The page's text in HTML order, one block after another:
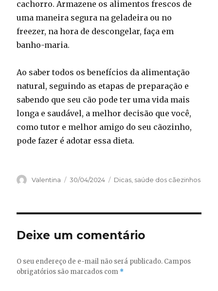
cachorro. Armazene os alimentos frescos de
uma maneira segura na geladeira ou no
freezer, na hora de descongelar, faça em
banho-maria.
Ao saber todos os benefícios da alimentação
natural, seguindo as etapas de preparação e
sabendo que seu cão pode ter uma vida mais
longa e saudável, a melhor decisão que você,
como tutor e melhor amigo do seu cãozinho,
pode fazer é adotar essa dieta.
Autor
Valentina
Publicado
30/04/2024 Categorias
Dicas saúde dos cãezinhos
Deixe um comentário
O seu endereço de e-mail não será publicado. Campos
obrigatórios são marcados com *